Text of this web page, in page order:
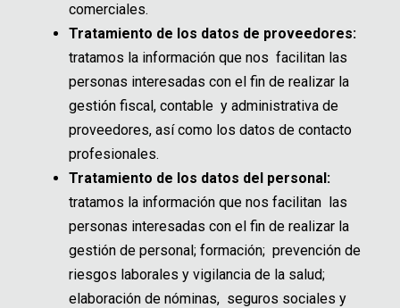
comerciales.
Tratamiento de los datos de proveedores:
tratamos la información que nos facilitan las
personas interesadas con el fin de realizar la
gestión fiscal, contable y administrativa de
proveedores, así como los datos de contacto
profesionales.
Tratamiento de los datos del personal:
tratamos la información que nos facilitan las
personas interesadas con el fin de realizar la
gestión de personal; formación; prevención de
riesgos laborales y vigilancia de la salud;
elaboración de nóminas, seguros sociales y